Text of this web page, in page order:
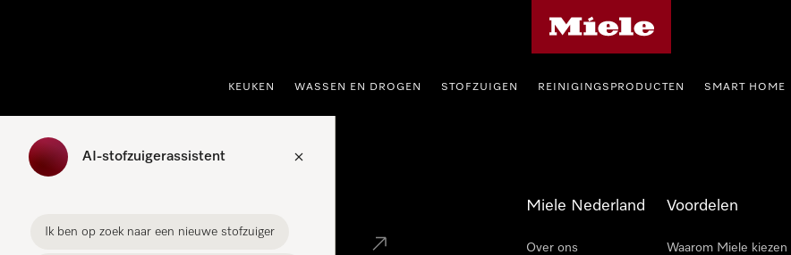
KEUKEN WASSEN EN DROGEN STOFZUIGEN REINIGINGSPRODUCTEN SMART HOME
AI-stofzuigerassistent
Ik ben op zoek naar een nieuwe stofzuiger
Miele Nederland
Over ons
Voordelen
Waarom Miele kiezen